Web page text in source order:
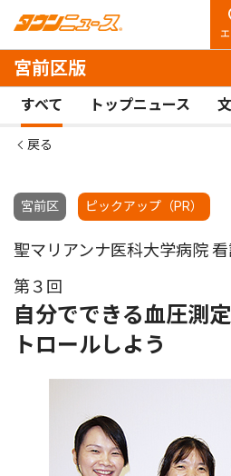
宮前区版
すべて トップニュース
戻る
宮前区 ピックアップ（PR）
聖マリアンナ医科大学病院
第３回
自分でできる血圧測
トロールしよう